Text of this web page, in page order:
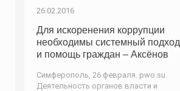
26.02.2016
Для искоренения коррупции
необходимы системный подход
и помощь граждан – Аксёнов
Симферополь, 26 февраля. pwo.su.
Деятельность органов власти и